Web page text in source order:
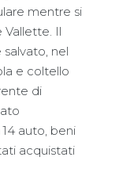
mentre si
Vallette. Il
salvato, nel
e coltello
di
auto, beni
acquistati